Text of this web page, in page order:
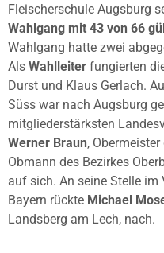
Fleischerschule Augsburg
Wahlgang mit 43 von 66
Wahlgang hatte zwei
Als Wahlleiter fungierten
Durst und Klaus Gerlach.
Süss war nach Augsburg
mitgliederstärksten
Werner Braun,
Obmann des Bezirkes
auf sich. An seine Stelle im
Bayern rückte Michael
Landsberg am Lech, nach.